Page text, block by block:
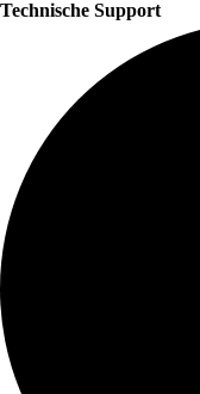
Technische Support